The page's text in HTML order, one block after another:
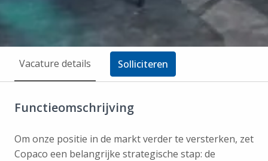
Vacature details Solliciteren
Functieomschrijving
Om onze positie in de markt verder te versterken, zet
Copaco een belangrijke strategische stap: de